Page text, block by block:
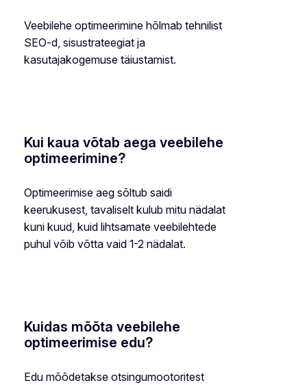
Veebilehe optimeerimine hõlmab tehnilist
SEO-d, sisustrateegiat ja
kasutajakogemuse täiustamist.
Kui kaua võtab aega veebilehe
optimeerimine?
Optimeerimise aeg sõltub saidi
keerukusest, tavaliselt kulub mitu nädalat
kuni kuud, kuid lihtsamate veebilehtede
puhul võib võtta vaid 1-2 nädalat.
Kuidas mõõta veebilehe
optimeerimise edu?
Edu mõõdetakse otsingumootoritest